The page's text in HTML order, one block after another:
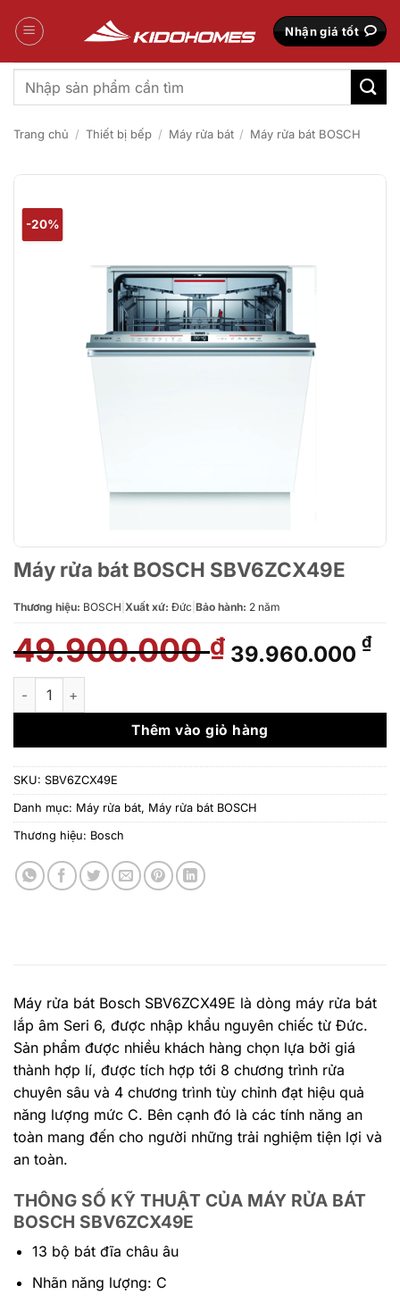
qua
Nhận giá tốt
Tìm
kiếm:
Trang chủ / Thiết bị bếp / Máy rửa bát / Máy rửa bát BOSCH
-20%
Máy rửa bát BOSCH SBV6ZCX49E
Thương hiệu: BOSCH Xuất xứ: Đức Bảo hành: 2 năm
49.900.000₫ Giá
gốc
49.900.000 ₫.
39.960.000 ₫
là:
Máy rửa bát BOSCH SBV6ZCX49E số lượng
Thêm vào giỏ hàng
SKU: SBV6ZCX49E
Danh mục: Máy rửa bát, Máy rửa bát BOSCH
Thương hiệu: Bosch
Máy rửa bát Bosch SBV6ZCX49E là dòng máy rửa bát
lắp âm Seri 6, được nhập khẩu nguyên chiếc từ Đức.
Sản phẩm được nhiều khách hàng chọn lựa bởi giá
thành hợp lí, được tích hợp tới 8 chương trình rửa
chuyên sâu và 4 chương trình tùy chỉnh đạt hiệu quả
năng lượng mức C. Bên cạnh đó là các tính năng an
toàn mang đến cho người những trải nghiệm tiện lợi và
an toàn.
THÔNG SỐ KỸ THUẬT CỦA MÁY RỬA BÁT
BOSCH SBV6ZCX49E
13 bộ bát đĩa châu âu
Nhãn năng lượng: C